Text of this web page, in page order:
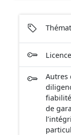
articles L.411-1
Autres
de